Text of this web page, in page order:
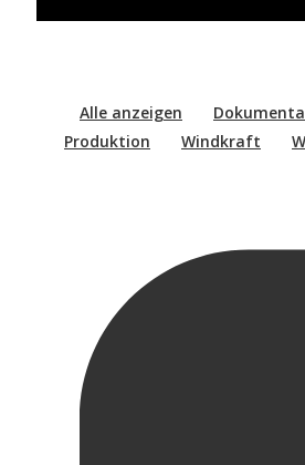
Alle anzeigen
Produktion
Windkraft